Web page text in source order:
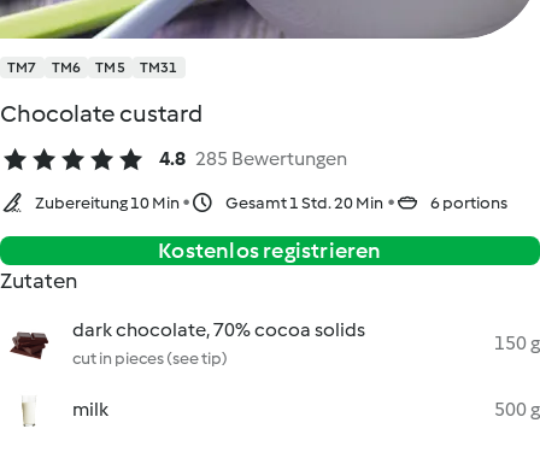
TM7 TM6 TM5 TM31
Chocolate custard
4.8 285 Bewertungen
Zubereitung 10 Min Gesamt 1 Std. 20 Min 6 portions
Kostenlos registrieren
Zutaten
dark chocolate, 70% cocoa solids
cut in pieces (see tip)
150 g
milk 500 g